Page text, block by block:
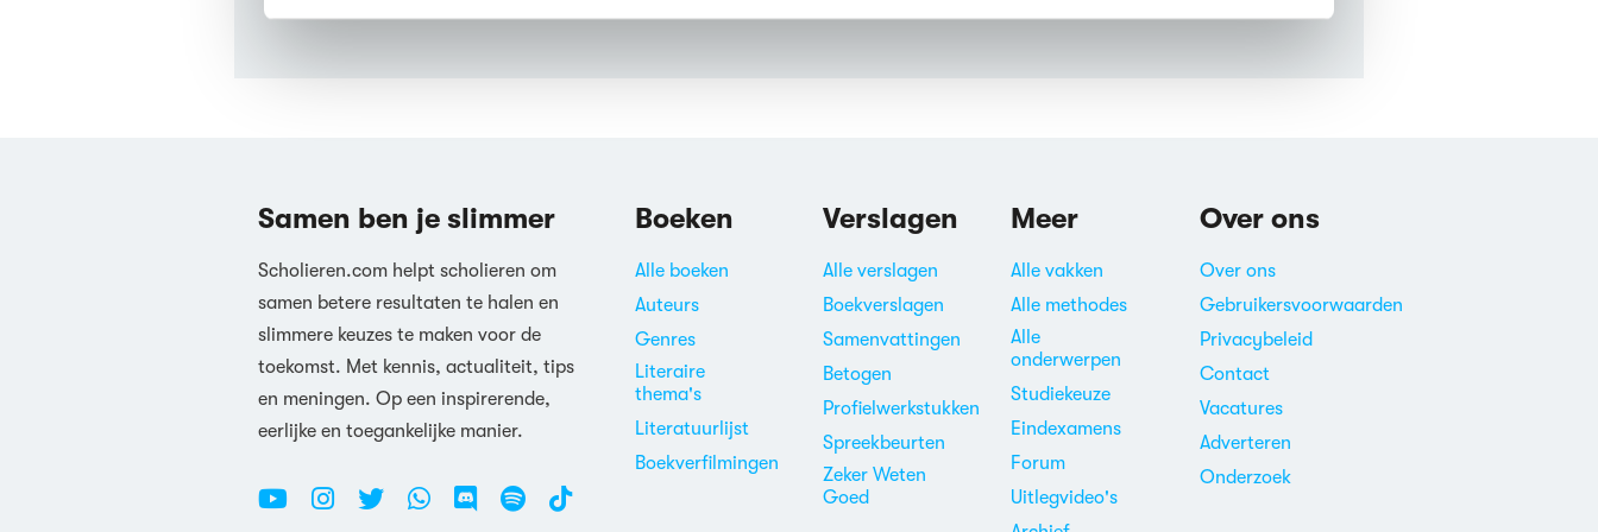
Samen ben je slimmer
Scholieren.com helpt scholieren om
samen betere resultaten te halen en
slimmere keuzes te maken voor de
toekomst. Met kennis, actualiteit, tips
en meningen. Op een inspirerende,
eerlijke en toegankelijke manier.
Boeken
Alle boeken
Auteurs
Genres
Literaire
thema's
Literatuurlijst
Boekverfilmingen
Verslagen
Alle verslagen
Boekverslagen
Samenvattingen
Betogen
Profielwerkstukken
Spreekbeurten
Zeker Weten
Goed
Meer
Alle vakken
Alle methodes
Alle
onderwerpen
Studiekeuze
Eindexamens
Forum
Uitlegvideo's
Over ons
Over ons
Gebruikersvoorwaarden
Privacybeleid
Contact
Vacatures
Adverteren
Onderzoek